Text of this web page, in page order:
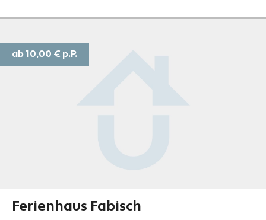
Ferienhaus Fabisch
ab 10,00 € p.P.